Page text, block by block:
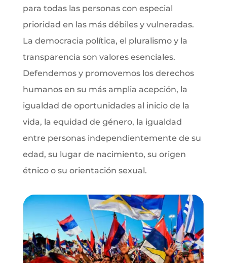
para todas las personas con especial
prioridad en las más débiles y vulneradas.
La democracia política, el pluralismo y la
transparencia son valores esenciales.
Defendemos y promovemos los derechos
humanos en su más amplia acepción, la
igualdad de oportunidades al inicio de la
vida, la equidad de género, la igualdad
entre personas independientemente de su
edad, su lugar de nacimiento, su origen
étnico o su orientación sexual.